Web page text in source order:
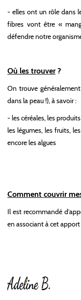
- elles ont un rôle dans
fibres vont être «
défendre notre
Où les trouver?
On trouve
dans la peau !), à savoir :
- les céréales, les
les légumes, les fruits,
encore les algues
Comment couvrir
Il est recommandé
en associant à cet apport